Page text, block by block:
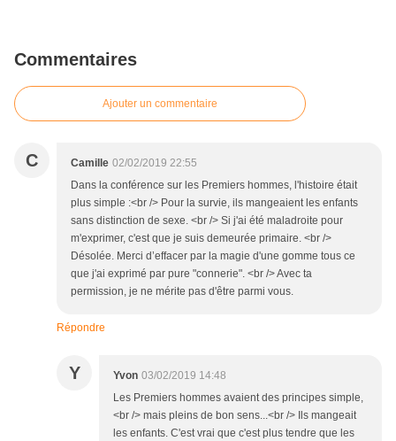
Commentaires
Ajouter un commentaire
C Camille 02/02/2019 22:55
Dans la conférence sur les Premiers hommes, l'histoire était
plus simple :<br /> Pour la survie, ils mangeaient les enfants
sans distinction de sexe. <br /> Si j'ai été maladroite pour
m'exprimer, c'est que je suis demeurée primaire. <br />
Désolée. Merci d’effacer par la magie d'une gomme tous ce
que j'ai exprimé par pure "connerie". <br /> Avec ta
permission, je ne mérite pas d'être parmi vous.
Répondre
Y Yvon 03/02/2019 14:48
Les Premiers hommes avaient des principes simple,
<br /> mais pleins de bon sens...<br /> Ils mangeait
les enfants. C'est vrai que c'est plus tendre que les